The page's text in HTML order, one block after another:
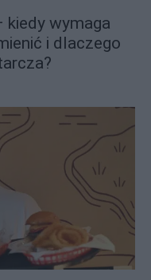
kiedy wymaga
i dlaczego